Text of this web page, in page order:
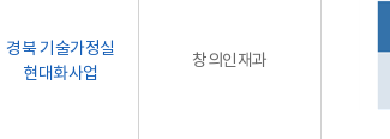
경북 기술가정실
현대화사업
창의인재과